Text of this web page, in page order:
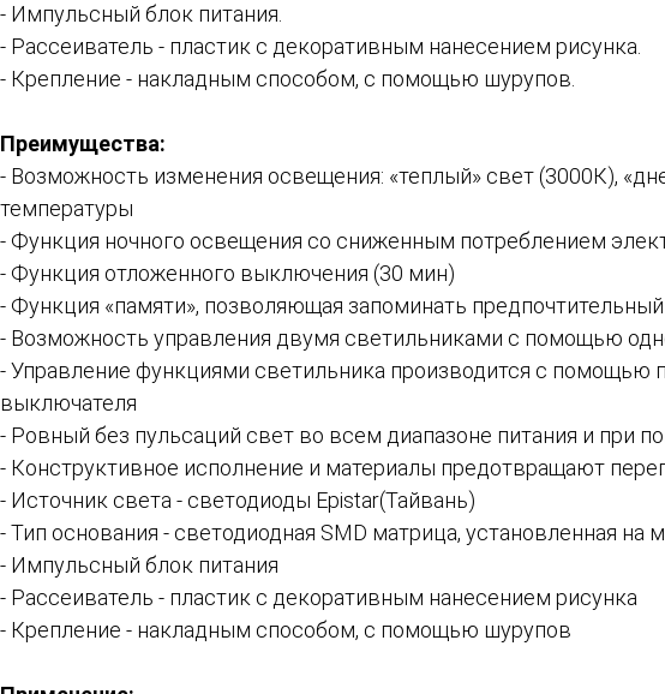
- Импульсный блок питания.
- Рассеиватель - пластик с декоративным нанесением рисунка.
- Крепление - накладным способом, с помощью шурупов.
Преимущества:
- Возможность изменения освещения: «теплый» свет (3000К),
температуры
- Функция ночного освещения со сниженным потреблением
- Функция отложенного выключения (30 мин)
- Функция «памяти», позволяющая запоминать
- Возможность управления двумя светильниками с помощью
- Управление функциями светильника производится с помощью
выключателя
- Ровный без пульсаций свет во всем диапазоне питания и при
- Конструктивное исполнение и материалы предотвращают
- Источник света - светодиоды Epistar(Тайвань)
- Тип основания - светодиодная SMD матрица, установленная на
- Импульсный блок питания
- Рассеиватель - пластик с декоративным нанесением рисунка
- Крепление - накладным способом, с помощью шурупов